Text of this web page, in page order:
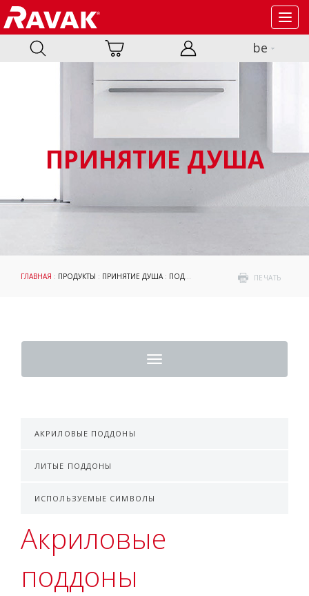
be
ПРИНЯТИЕ ДУША
ПЕЧАТЬ
ГЛАВНАЯ : ПРОДУКТЫ : ПРИНЯТИЕ ДУША: ПОДДОНЫ : АКРИЛОВЫЕ ПОДДОНЫ
Toggle
navigation
АКРИЛОВЫЕ ПОДДОНЫ
ЛИТЫЕ ПОДДОНЫ
ИСПОЛЬЗУЕМЫЕ СИМВОЛЫ
Акриловые
поддоны